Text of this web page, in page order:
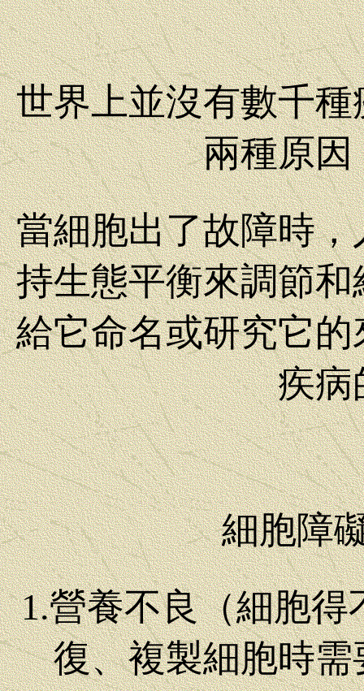
世界上並沒有數千
兩種原因
當細胞出了故障時
持生態平衡來調節
給它命名或研究它
疾病
細胞障
1.營養不良（細胞
復、複製細胞時